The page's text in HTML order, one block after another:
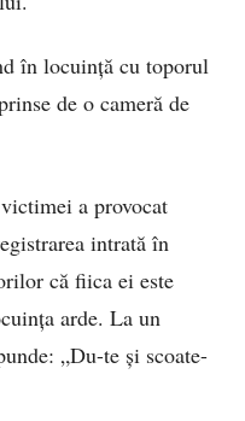
în locuință cu toporul
de o cameră de
a provocat
intrată în
că fiica ei este
arde. La un
„Du-te și scoate-